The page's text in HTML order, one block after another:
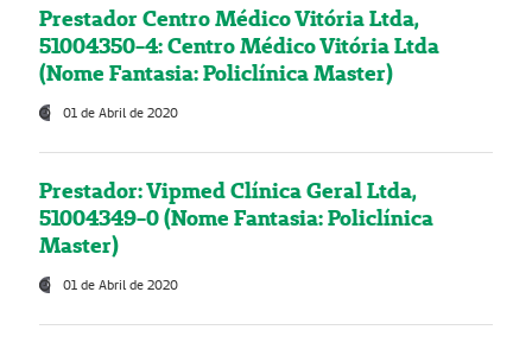
Prestador Centro Médico Vitória Ltda,
51004350-4: Centro Médico Vitória Ltda
(Nome Fantasia: Policlínica Master)
01 de Abril de 2020
Prestador: Vipmed Clínica Geral Ltda,
51004349-0 (Nome Fantasia: Policlínica
Master)
01 de Abril de 2020